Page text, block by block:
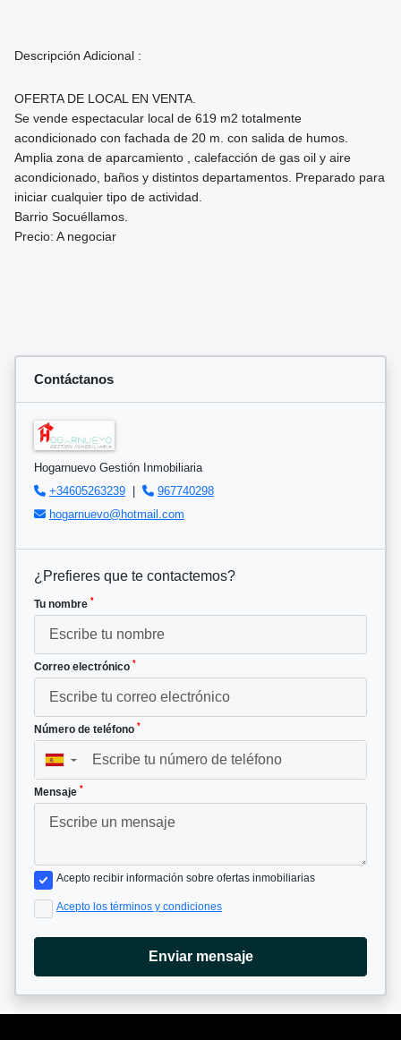
Descripción Adicional :
OFERTA DE LOCAL EN VENTA.
Se vende espectacular local de 619 m2 totalmente
acondicionado con fachada de 20 m. con salida de humos.
Amplia zona de aparcamiento , calefacción de gas oil y aire
acondicionado, baños y distintos departamentos. Preparado para
iniciar cualquier tipo de actividad.
Barrio Socuéllamos.
Precio: A negociar
Contáctanos
Hogarnuevo Gestión Inmobiliaria
+34605263239 |
967740298
hogarnuevo@hotmail.com
¿Prefieres que te contactemos?
Tu nombre *
Correo electrónico *
Número de teléfono *
▼
Mensaje *
Acepto recibir información sobre ofertas inmobiliarias
Acepto los términos y condiciones
Enviar mensaje